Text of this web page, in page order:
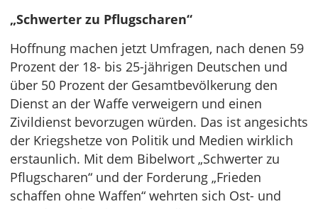
„Schwerter zu Pflugscharen“
Hoffnung machen jetzt Umfragen, nach denen 59
Prozent der 18- bis 25-jährigen Deutschen und
über 50 Prozent der Gesamtbevölkerung den
Dienst an der Waffe verweigern und einen
Zivildienst bevorzugen würden. Das ist angesichts
der Kriegshetze von Politik und Medien wirklich
erstaunlich. Mit dem Bibelwort „Schwerter zu
Pflugscharen“ und der Forderung „Frieden
schaffen ohne Waffen“ wehrten sich Ost- und